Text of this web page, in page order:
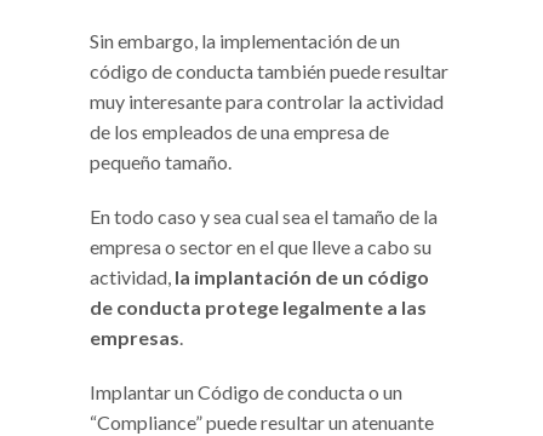
Sin embargo, la implementación de un
código de conducta también puede resultar
muy interesante para controlar la actividad
de los empleados de una empresa de
pequeño tamaño.
En todo caso y sea cual sea el tamaño de la
empresa o sector en el que lleve a cabo su
actividad, la implantación de un código
de conducta protege legalmente a las
empresas.
Implantar un Código de conducta o un
“Compliance” puede resultar un atenuante